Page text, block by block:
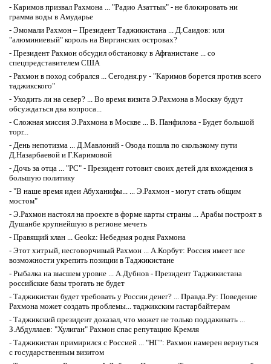
- Каримов призвал Рахмона ... "Радио Азаттык" - не блокировать ни
грамма воды в Амударье
- Эмомали Рахмон – Президент Таджикистана ... Д.Саидов: или
"алюминиевый" король на Виргинских островах?
- Президент Рахмон обсудил обстановку в Афганистане ... со
спецпредставителем США
- Рахмон в поход собрался ... Сегодня.ру - "Каримов борется против всего
таджикского"
- Уходить ли на север? ... Во время визита Э.Рахмона в Москву будут
обсуждаться два вопроса...
- Сложная миссия Э.Рахмона в Москве ... В. Панфилова - Будет большой
торг...
- День непотизма ... Д.Мавлоний - Озода пошла по скользкому пути
Д.Назарбаевой и Г.Каримовой
- Дочь за отца ... "РС" - Президент готовит своих детей для вхождения в
большую политику
- "В наше время идеи Абуханифы... ... Э.Рахмон - могут стать общим
мостом"
- Э.Рахмон настоял на проекте в форме карты страны ... Арабы построят в
Душанбе крупнейшую в регионе мечеть
- Правящий клан ... Geokz: Небедная родня Рахмона
- Этот хитрый, несговорчивый Рахмон ... А.Корбут: Россия имеет все
возможности укрепить позиции в Таджикистане
- Рыбалка на высшем уровне ... А.Дубнов - Президент Таджикистана
российские базы трогать не будет
- Таджикистан будет требовать у России денег? ... Правда.Ру: Поведение
Рахмона может создать проблемы... таджикским гастарбайтерам
- Таджикский президент доказал, что может не только поддакивать ...
З.Абдуллаев: "Хулиган" Рахмон спас репутацию Кремля
- Таджикистан примирился с Россией ... "НГ": Рахмон намерен вернуться
с государственным визитом